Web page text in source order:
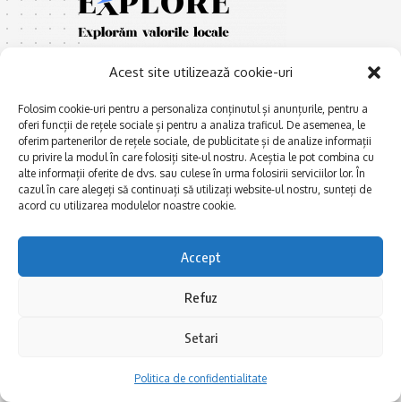
Acest site utilizează cookie-uri
Folosim cookie-uri pentru a personaliza conținutul și anunțurile, pentru a
oferi funcții de rețele sociale și pentru a analiza traficul. De asemenea, le
oferim partenerilor de rețele sociale, de publicitate și de analize informații
cu privire la modul în care folosiți site-ul nostru. Aceștia le pot combina cu
alte informații oferite de dvs. sau culese în urma folosirii serviciilor lor. În
cazul în care alegeți să continuați să utilizați website-ul nostru, sunteți de
acord cu utilizarea modulelor noastre cookie.
Accept
Refuz
Setari
Politica de confidentialitate
E xplorăm Dobrogea,
Explorăm valorile locale:
Deltă, Litoral, cele mai mari
biserici și mănăstiri, cele mai
FRUMOASE POVEȘTI.
Afaceri și meșteșuguri
Actualitate